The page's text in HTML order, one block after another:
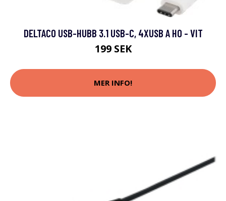
DELTACO USB-HUBB 3.1 USB-C, 4XUSB A HO - VIT
199 SEK
MER INFO!